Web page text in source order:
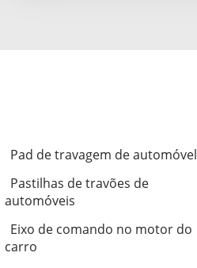
Pad de travagem de automóvel
Pastilhas de travões de
automóveis
Eixo de comando no motor do
carro